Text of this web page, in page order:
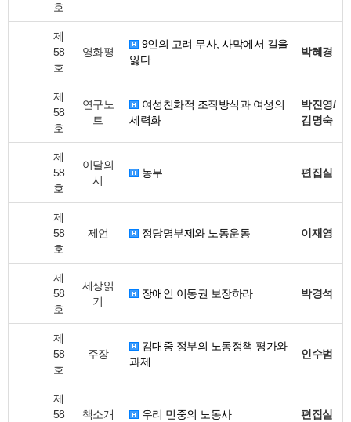
호
제
58
호
영화평
9인의 고려 무사, 사막에서 길을
잃다
박혜경
제
58
호
연구노
트
여성친화적 조직방식과 여성의
세력화
박진영/
김명숙
제
58
호
이달의
시
농무 편집실
제
58
호
제언 정당명부제와 노동운동 이재영
제
58
호
세상읽
기
장애인 이동권 보장하라 박경석
제
58
호
주장
김대중 정부의 노동정책 평가와
과제
인수범
제
58
책소개 우리 민중의 노동사 편집실